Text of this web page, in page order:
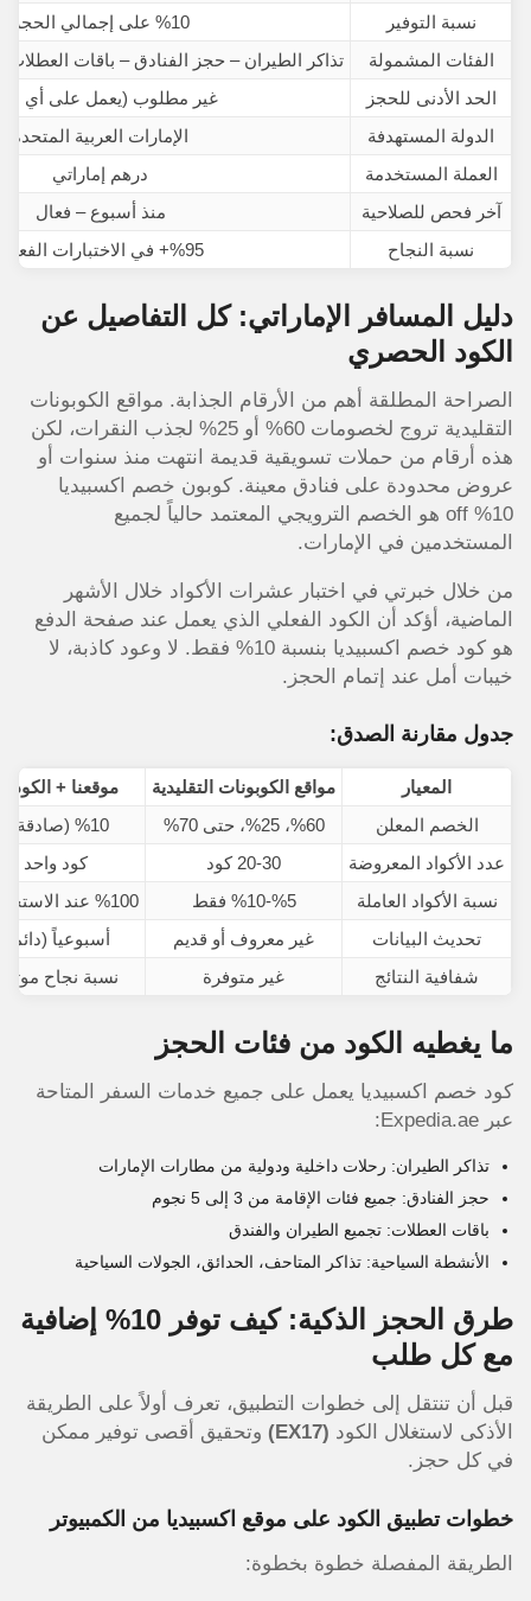
نسبة التوفير
%10 على إجمالي الحجز
الفئات المشمولة
تذاكر الطيران – حجز الفنادق – باقات
الحد الأدنى للحجز
غير مطلوب (يعمل على أي
الدولة المستهدفة
الإمارات العربية المتحدة
العملة المستخدمة
درهم إماراتي
آخر فحص للصلاحية
منذ أسبوع – فعال
نسبة النجاح
%95+ في الاختبارات الفعلية
دليل المسافر الإماراتي: كل التفاصيل عن
الكود الحصري
الصراحة المطلقة أهم من الأرقام الجذابة. مواقع الكوبونات
التقليدية تروج لخصومات 60% أو 25% لجذب النقرات، لكن
هذه أرقام من حملات تسويقية قديمة انتهت منذ سنوات أو
عروض محدودة على فنادق معينة. كوبون خصم اكسبيديا
10% off هو الخصم الترويجي المعتمد حالياً لجميع
المستخدمين في الإمارات.
من خلال خبرتي في اختبار عشرات الأكواد خلال الأشهر
الماضية، أؤكد أن الكود الفعلي الذي يعمل عند صفحة الدفع
هو كود خصم اكسبيديا بنسبة 10% فقط. لا وعود كاذبة، لا
خيبات أمل عند إتمام الحجز.
جدول مقارنة الصدق:
المعيار مواقع الكوبونات التقليدية
موقعنا +
الخصم المعلن
%60، %25، حتى 70%
%10 (صادقة وموثقة)
عدد الأكواد المعروضة
20-30 كود
كود واحد
نسبة الأكواد العاملة
%5-%10 فقط
%100 عند الاستخدام الصحيح
تحديث البيانات
غير معروف أو قديم
أسبوعياً
شفافية النتائج
غير متوفرة نسبة نجاح موثقة
ما يغطيه الكود من فئات الحجز
كود خصم اكسبيديا يعمل على جميع خدمات السفر المتاحة
عبر Expedia.ae:
تذاكر الطيران: رحلات داخلية ودولية من مطارات الإمارات
حجز الفنادق: جميع فئات الإقامة من 3 إلى 5 نجوم
باقات العطلات: تجميع الطيران والفندق
الأنشطة السياحية: تذاكر المتاحف، الحدائق، الجولات السياحية
طرق الحجز الذكية: كيف توفر 10% إضافية
مع كل طلب
قبل أن تنتقل إلى خطوات التطبيق، تعرف أولاً على الطريقة
الأذكى لاستغلال الكود (EX17)
وتحقيق أقصى توفير ممكن
في كل حجز.
خطوات تطبيق الكود على موقع اكسبيديا من الكمبيوتر
الطريقة المفصلة خطوة بخطوة: